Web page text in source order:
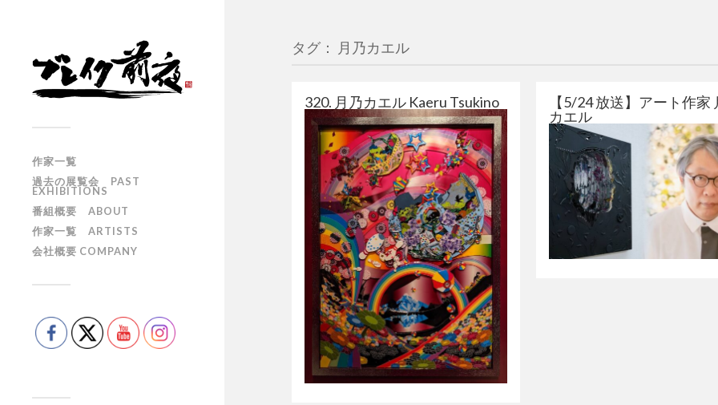
作家一覧
過去の展覧会 PAST
EXHIBITIONS
番組概要 ABOUT
作家一覧 ARTISTS
会社概要 COMPANY
タグ： 月乃カエル
320. 月乃カエル Kaeru Tsukino
【5/24 放送】アート作家
カエル